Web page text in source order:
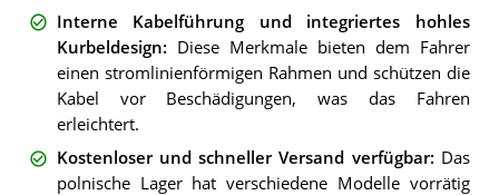
Interne Kabelführung und integriertes hohles
Kurbeldesign: Diese Merkmale bieten dem Fahrer
einen stromlinienförmigen Rahmen und schützen die
Kabel vor Beschädigungen, was das Fahren
erleichtert.
Kostenloser und schneller Versand verfügbar: Das
polnische Lager hat verschiedene Modelle vorrätig